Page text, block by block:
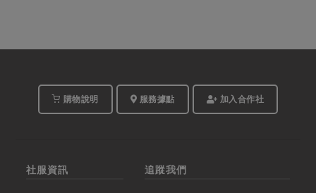
購物說明 服務據點 加入合作社
社服資訊 追蹤我們